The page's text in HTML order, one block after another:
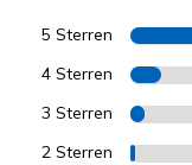
5 Sterren
4 Sterren
3 Sterren
2 Sterren